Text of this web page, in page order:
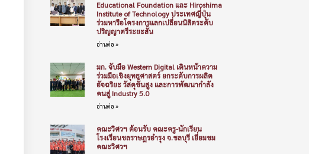
Educational Foundation และ Hiroshima
Institute of Technology ประเทศญี่ปุ่น
ร่วมหารือโครงการแลกเปลี่ยนนิสิตระดับ
ปริญญาตรีระยะสั้น
อ่านต่อ »
มก. จับมือ Western Digital เดินหน้าความ
ร่วมมือเชิงยุทธศาสตร์ ยกระดับการผลิต
อัจฉริยะ วัสดุขั้นสูง และการพัฒนากำลัง
คนสู่ Industry 5.0
อ่านต่อ »
คณะวิศวฯ ต้อนรับ คณะครู-นักเรียน
โรงเรียนชลราษฎรอำรุง จ.ชลบุรี เยี่ยมชม
คณะวิศวฯ